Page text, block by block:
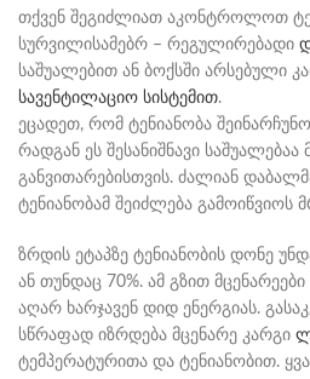
თქვენ შეგიძლიათ აკონტროლოთ
სურვილისამებრ – რეგულირებადი
საშუალებით ან ბოქსში არსებული
სავენტილაციო სისტემით.
ეცადეთ, რომ ტენიანობა
რადგან ეს შესანიშნავი საშუალებაა
განვითარებისთვის. ძალიან
ტენიანობამ შეიძლება
ზრდის ეტაპზე ტენიანობის დონე
ან თუნდაც 70%. ამ გზით
აღარ ხარჯავენ დიდ ენერგიას.
სწრაფად იზრდება მცენარე კარგი
ტემპერატურითა და ტენიანობით.